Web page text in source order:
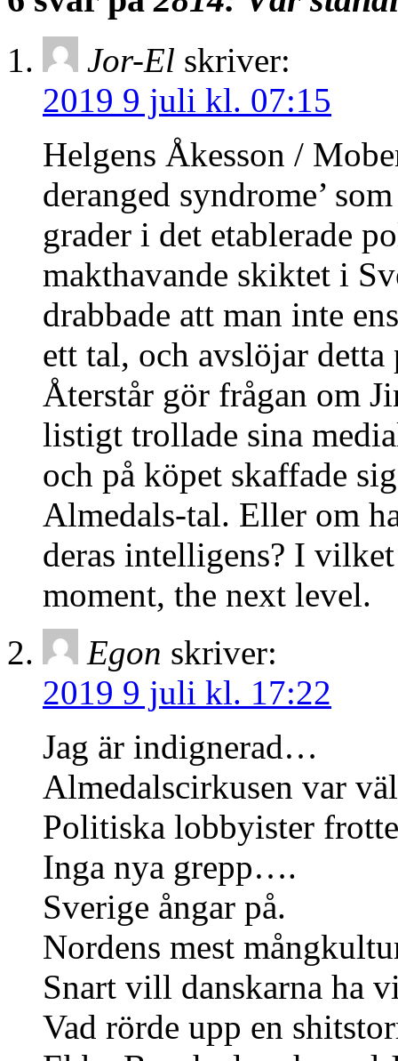
Jor-El skriver:
2019 9 juli kl. 07:15
Helgens Åkesson /
deranged syndrome’
grader i det etablerade
makthavande skiktet i
drabbade att man inte
ett tal, och avslöjar
Återstår gör frågan om
listigt trollade sina
och på köpet skaffade
Almedals-tal. Eller om
deras intelligens? I
moment, the next level.
Egon skriver:
2019 9 juli kl. 17:22
Jag är indignerad…
Almedalscirkusen var
Politiska lobbyister
Inga nya grepp….
Sverige ångar på.
Nordens mest
Snart vill danskarna
Vad rörde upp en